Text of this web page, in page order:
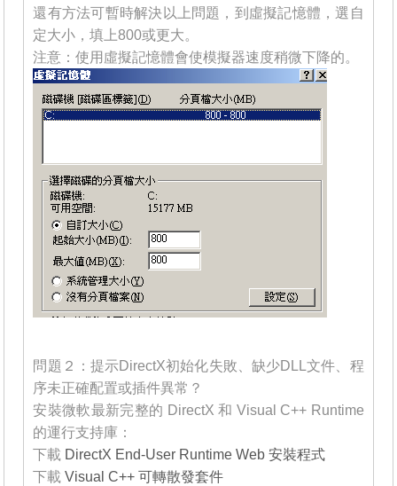
還有方法可暫時解決以上問題，到虛擬記憶體，選自
定大小，填上800或更大。
注意：使用虛擬記憶體會使模擬器速度稍微下降的。
問題２：提示DirectX初始化失敗、缺少DLL文件、程
序未正確配置或插件異常？
安裝微軟最新完整的 DirectX 和 Visual C++ Runtime
的運行支持庫：
下載 DirectX End-User Runtime Web 安裝程式
下載Visual C++ 可轉散發套件